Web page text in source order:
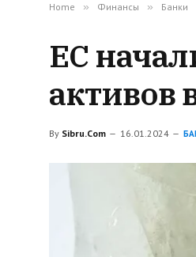
Home » Финансы » Банки
ЕС
активов
By Sibru.Com 16.01.2024